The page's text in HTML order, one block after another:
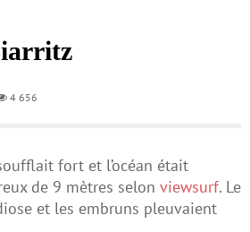
4 656
fort et l’océan était
de 9 mètres selon viewsurf. Le
et les embruns pleuvaient